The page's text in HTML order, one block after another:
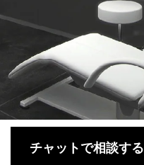
チャットで相談する